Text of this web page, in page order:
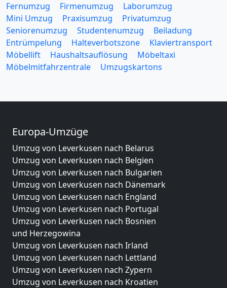
Fernumzug
Firmenumzug
Laborumzug
Mini Umzug
Praxisumzug
Privatumzug
Seniorenumzug
Studentenumzug
Beiladung
Entrümpelung
Halteverbotszone
Klaviertransport
Möbellift
Haushaltsauflösung
Möbeltaxi
Möbelmitfahrzentrale
Umzugskartons
Europa-Umzüge
Umzug von Leverkusen nach Belarus
Umzug von Leverkusen nach Belgien
Umzug von Leverkusen nach Bulgarien
Umzug von Leverkusen nach Dänemark
Umzug von Leverkusen nach England
Umzug von Leverkusen nach Portugal
Umzug von Leverkusen nach Bosnien
und Herzegowina
Umzug von Leverkusen nach Irland
Umzug von Leverkusen nach Lettland
Umzug von Leverkusen nach Zypern
Umzug von Leverkusen nach Kroatien